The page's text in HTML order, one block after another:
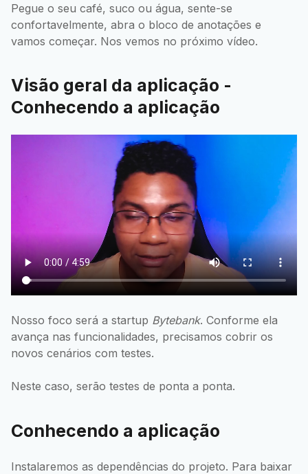
Pegue o seu café, suco ou água, sente-se
confortavelmente, abra o bloco de anotações e
vamos começar. Nos vemos no próximo vídeo.
Visão geral da aplicação -
Conhecendo a aplicação
Nosso foco será a startup Bytebank. Conforme ela
avança nas funcionalidades, precisamos cobrir os
novos cenários com testes.
Neste caso, serão testes de ponta a ponta.
Conhecendo a aplicação
Instalaremos as dependências do projeto. Para baixar